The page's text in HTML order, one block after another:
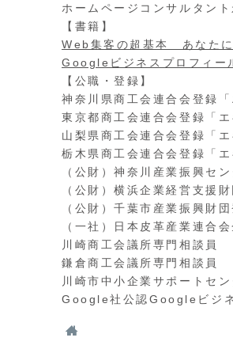
ホームページコンサルタン
【書籍】
Web集客の超基本 あなたに
Googleビジネスプロフィー
【公職・登録】
神奈川県商工会連合会登録「
東京都商工会連合会登録「エ
山梨県商工会連合会登録「エ
栃木県商工会連合会登録「エ
（公財）神奈川産業振興セ
（公財）横浜企業経営支援
（公財）千葉市産業振興財
（一社）日本皮革産業連合
川崎商工会議所専門相談員
鎌倉商工会議所専門相談員
川崎市中小企業サポートセ
Google社公認Googleビジ